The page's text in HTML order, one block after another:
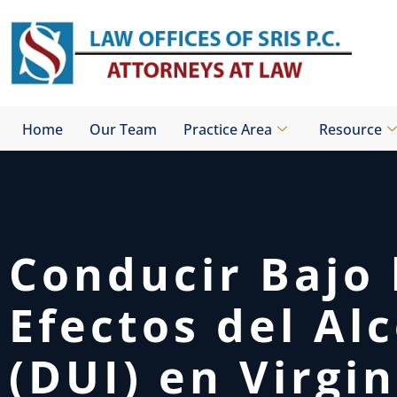
content
Home Our Team Practice Area Resource
Conducir Bajo
Efectos del
(DUI) en